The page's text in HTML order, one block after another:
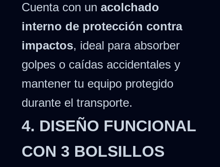
Cuenta con un acolchado
interno de protección contra
impactos, ideal para absorber
golpes o caídas accidentales y
mantener tu equipo protegido
durante el transporte.
4. DISEÑO FUNCIONAL
CON 3 BOLSILLOS